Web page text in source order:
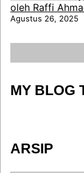
oleh Raffi
Agustus 26, 2025
MY BLOG
ARSIP